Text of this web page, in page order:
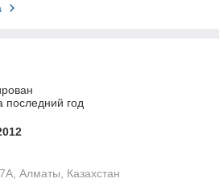
последний год
Алматы, Казахстан